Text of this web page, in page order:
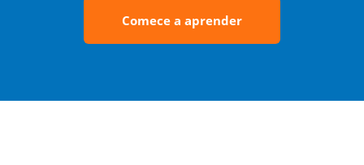
Comece a aprender